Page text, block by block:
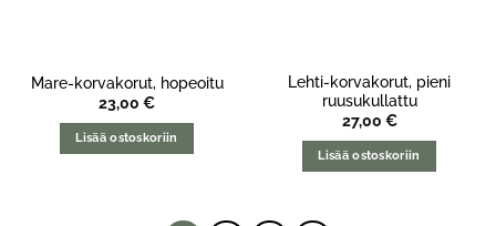
Mare-korvakorut, hopeoitu
23,00 €
Lisää ostoskoriin
Lehti-korvakorut, pieni
ruusukullattu
27,00 €
Lisää ostoskoriin